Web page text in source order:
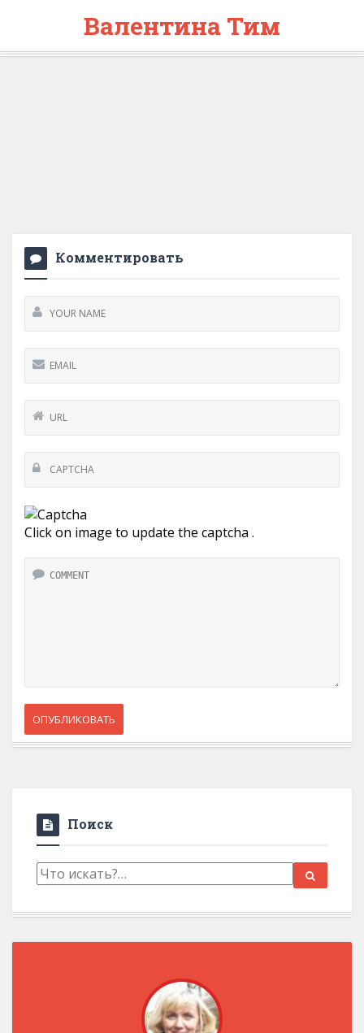
Валентина Тим
Комментировать
Click on image to update the captcha .
Поиск